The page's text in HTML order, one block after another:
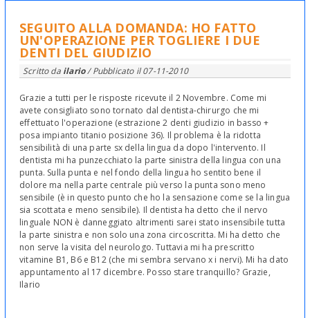
SEGUITO ALLA DOMANDA: HO FATTO
UN'OPERAZIONE PER TOGLIERE I DUE
DENTI DEL GIUDIZIO
Scritto da ilario/ Pubblicato il07-11-2010
Grazie a tutti per le risposte ricevute il 2 Novembre. Come mi
avete consigliato sono tornato dal dentista-chirurgo che mi
effettuato l'operazione (estrazione 2 denti giudizio in basso +
posa impianto titanio posizione 36). Il problema è la ridotta
sensibilità di una parte sx della lingua da dopo l'intervento. Il
dentista mi ha punzecchiato la parte sinistra della lingua con una
punta. Sulla punta e nel fondo della lingua ho sentito bene il
dolore ma nella parte centrale più verso la punta sono meno
sensibile (è in questo punto che ho la sensazione come se la lingua
sia scottata e meno sensibile). Il dentista ha detto che il nervo
linguale NON è danneggiato altrimenti sarei stato insensibile tutta
la parte sinistra e non solo una zona circoscritta. Mi ha detto che
non serve la visita del neurologo. Tuttavia mi ha prescritto
vitamine B1, B6 e B12 (che mi sembra servano x i nervi). Mi ha dato
appuntamento al 17 dicembre. Posso stare tranquillo? Grazie,
Ilario